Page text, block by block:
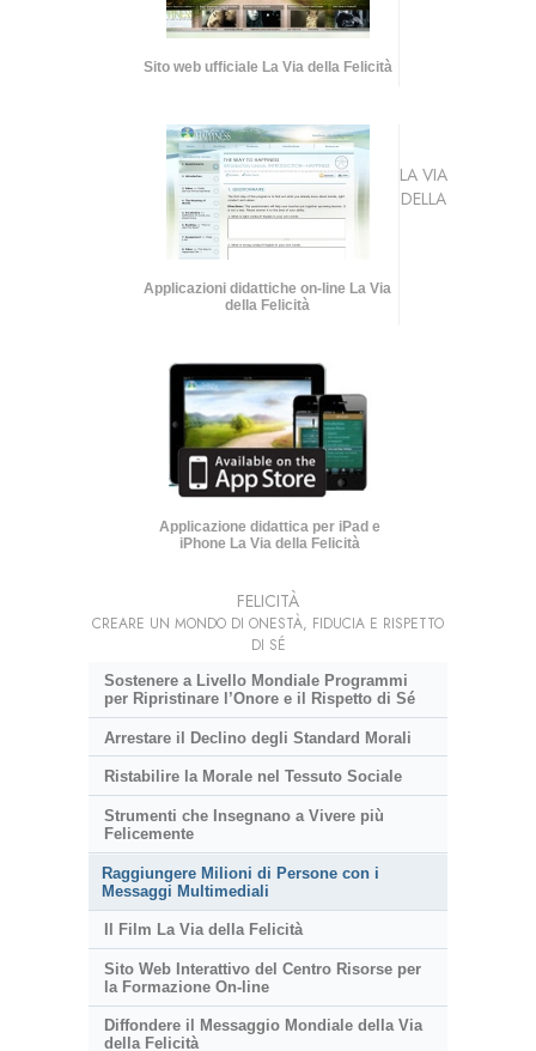
Sito web ufficiale La Via della Felicità
Applicazioni didattiche on-line La Via
della Felicità
Applicazione didattica per iPad e
iPhone La Via della Felicità
LA VIA
DELLA
FELICITÀ
CREARE UN MONDO DI ONESTÀ, FIDUCIA E RISPETTO
DI SÉ
Sostenere a Livello Mondiale Programmi
per Ripristinare l’Onore e il Rispetto di Sé
Arrestare il Declino degli Standard Morali
Ristabilire la Morale nel Tessuto Sociale
Strumenti che Insegnano a Vivere più
Felicemente
Raggiungere Milioni di Persone con i
Messaggi Multimediali
Il Film La Via della Felicità
Sito Web Interattivo del Centro Risorse per
la Formazione On-line
Diffondere il Messaggio Mondiale della Via
della Felicità